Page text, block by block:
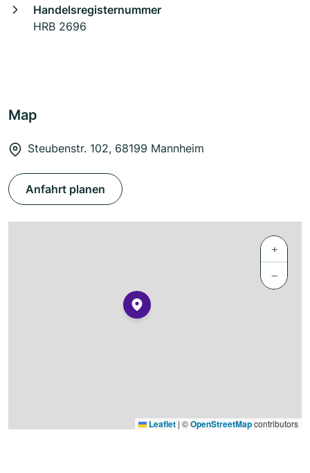
Handelsregisternummer
HRB 2696
Map
Steubenstr. 102, 68199 Mannheim
Anfahrt planen
+
−
Leaflet | ©OpenStreetMapcontributors